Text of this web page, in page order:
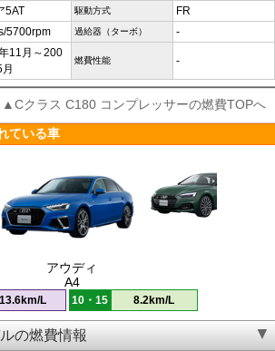
5AT 駆動方式 FR
5700rpm 過給器（ターボ） -
11月～200
燃費性能 -
▲Cクラス C180 コンプレッサーの燃費TOPへ
ている車
アウディ
A4
13.6km/L 10・15 8.2km/L
の燃費情報